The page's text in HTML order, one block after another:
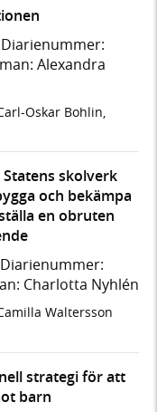
Diarienummer:
Alexandra
Oskar Bohlin,
skolverk
och bekämpa
en obruten
Diarienummer:
Charlotta Nyhlén
Waltersson
strategi för att
barn